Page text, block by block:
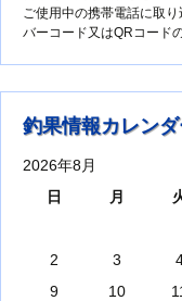
ご使用中の携帯電話に取
バーコード又はQRコード
釣果情報カレン
2026年8月
日
月
2
3
9
10